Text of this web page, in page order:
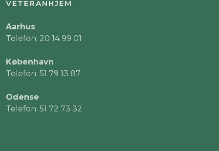
VETERANHJEM
Aarhus
Telefon: 20 14 99 01
København
Telefon: 51 79 13 87
Odense
Telefon: 51 72 73 32